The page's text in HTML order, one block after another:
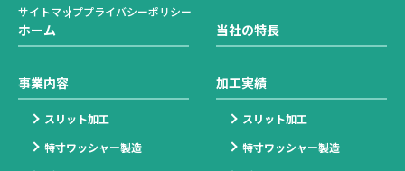
サイトマッププライバシーポリシー
ホーム 当社の特長
事業内容
スリット加工
特寸ワッシャー製造
加工実績
スリット加工
特寸ワッシャー製造